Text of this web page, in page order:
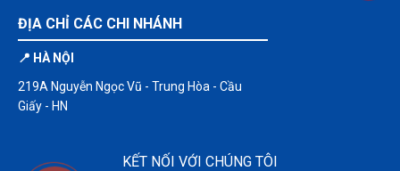
ĐỊA CHỈ CÁC CHI NHÁNH
📍 HÀ NỘI
219A Nguyễn Ngọc Vũ - Trung Hòa - Cầu
Giấy - HN
KẾT NỐI VỚI CHÚNG TÔI